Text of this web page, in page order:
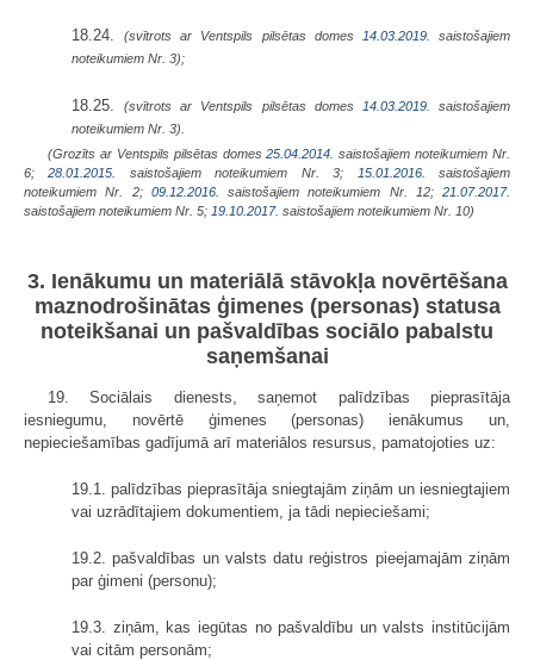
18.24.(svītrots ar Ventspils pilsētas domes 14.03.2019.
saistošajiem
noteikumiem Nr. 3);
18.25.(svītrots ar Ventspils pilsētas domes 14.03.2019.
saistošajiem
noteikumiem Nr. 3).
(Grozīts ar Ventspils pilsētas domes25.04.2014. saistošajiem noteikumiem Nr.
6;28.01.2015. saistošajiem noteikumiem Nr. 3; 15.01.2016.
saistošajiem
noteikumiem Nr. 2; 09.12.2016. saistošajiem noteikumiem Nr. 12; 21.07.2017.
saistošajiem noteikumiem Nr. 5; 19.10.2017. saistošajiem noteikumiem Nr. 10)
3. Ienākumu un materiālā stāvokļa novērtēšana
maznodrošinātas ģimenes (personas) statusa
noteikšanai un pašvaldības sociālo pabalstu
saņemšanai
19. Sociālais dienests, saņemot palīdzības pieprasītāja
iesniegumu, novērtē ģimenes (personas) ienākumus un,
nepieciešamības gadījumā arī materiālos resursus, pamatojoties uz:
19.1. palīdzības pieprasītāja sniegtajām ziņām un iesniegtajiem
vai uzrādītajiem dokumentiem, ja tādi nepieciešami;
19.2. pašvaldības un valsts datu reģistros pieejamajām ziņām
par ģimeni (personu);
19.3. ziņām, kas iegūtas no pašvaldību un valsts institūcijām
vai citām personām;